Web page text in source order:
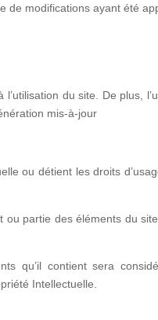
modifications ayant été
du site. De plus,
mis-à-jour
ou détient les droits
partie des éléments du
qu’il contient sera
Intellectuelle.